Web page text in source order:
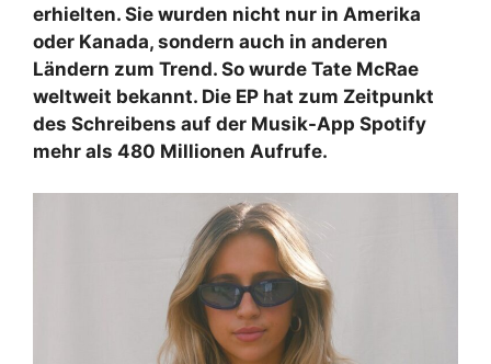
erhielten. Sie wurden nicht nur in Amerika
oder Kanada, sondern auch in anderen
Ländern zum Trend. So wurde Tate McRae
weltweit bekannt. Die EP hat zum Zeitpunkt
des Schreibens auf der Musik-App Spotify
mehr als 480 Millionen Aufrufe.